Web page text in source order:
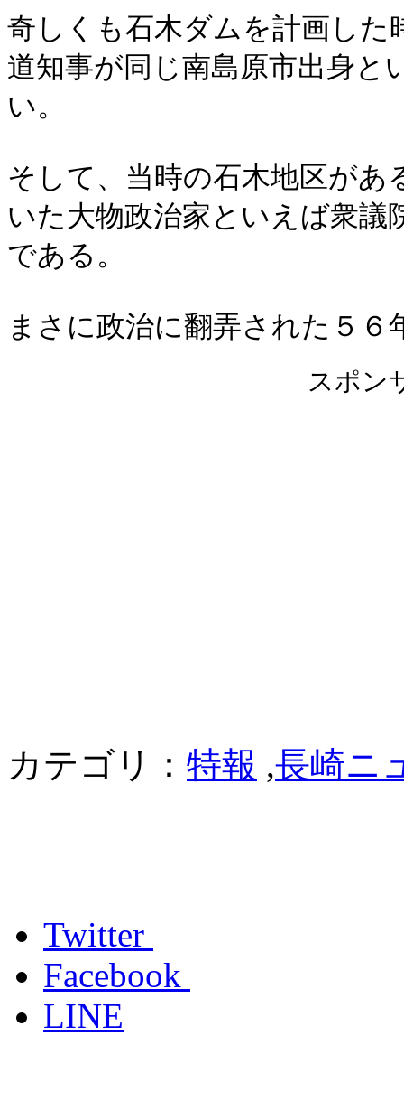
奇しくも石木ダムを計画した
道知事が同じ南島原市出身
い。
そして、当時の石木地区があ
いた大物政治家といえば衆議
である。
まさに政治に翻弄された５
スポン
カテゴリ： 特報 ,長崎ニ
Twitter
Facebook
LINE